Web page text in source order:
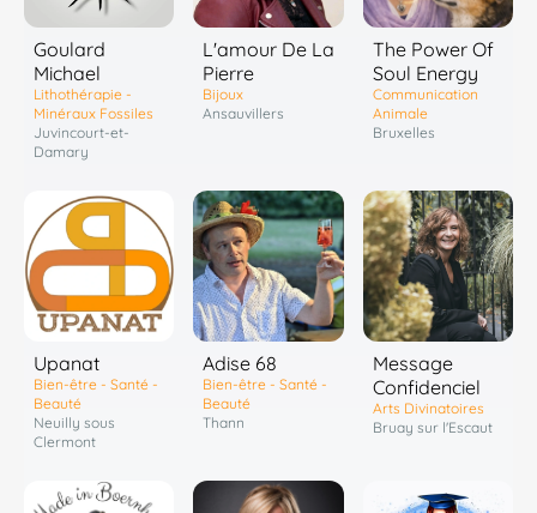
Goulard
Michael
Lithothérapie -
Minéraux Fossiles
Juvincourt-et-
Damary
L'amour De La
Pierre
Bijoux
Ansauvillers
The Power Of
Soul Energy
Communication
Animale
Bruxelles
Upanat
Bien-être - Santé -
Beauté
Neuilly sous
Clermont
Adise 68
Bien-être - Santé -
Beauté
Thann
Message
Confidenciel
Arts Divinatoires
Bruay sur l'Escaut